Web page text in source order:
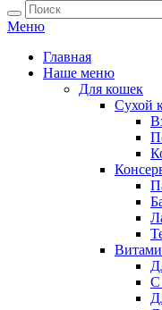
Меню
Главная
Наше меню
Для кошек
Сухой
С